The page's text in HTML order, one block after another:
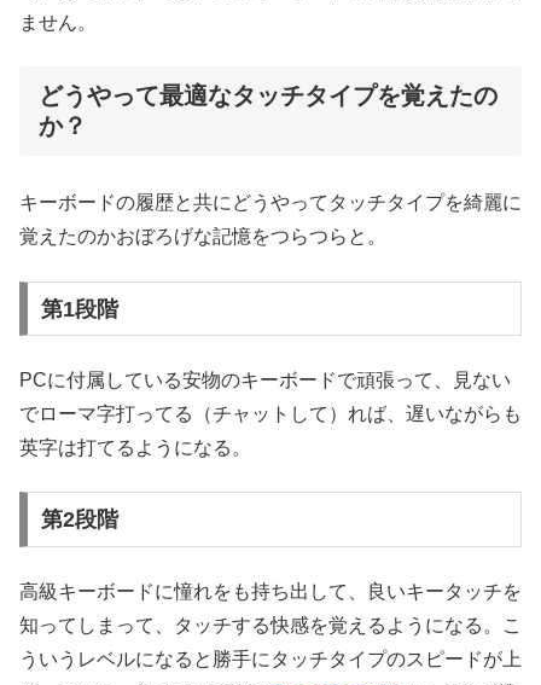
ません。
どうやって最適なタッチタイプを覚えたの
か？
キーボードの履歴と共にどうやってタッチタイプを綺麗に
覚えたのかおぼろげな記憶をつらつらと。
第1段階
PCに付属している安物のキーボードで頑張って、見ない
でローマ字打ってる（チャットして）れば、遅いながらも
英字は打てるようになる。
第2段階
高級キーボードに憧れをも持ち出して、良いキータッチを
知ってしまって、タッチする快感を覚えるようになる。こ
ういうレベルになると勝手にタッチタイプのスピードが上